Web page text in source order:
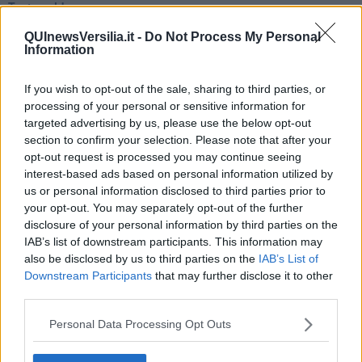
QUInewsVersilia.it - Do Not Process My Personal
Information
If you wish to opt-out of the sale, sharing to third parties, or
processing of your personal or sensitive information for
targeted advertising by us, please use the below opt-out
section to confirm your selection. Please note that after your
opt-out request is processed you may continue seeing
interest-based ads based on personal information utilized by
us or personal information disclosed to third parties prior to
your opt-out. You may separately opt-out of the further
disclosure of your personal information by third parties on the
IAB’s list of downstream participants. This information may
also be disclosed by us to third parties on the IAB’s List of
Downstream Participants that may further disclose it to other
Personal Data Processing Opt Outs
Teste calde
Armiamoci e... avviatevi
Da Capodanno a Carnevale
Sor-riso amaro
Fine anno al ristorante
La festa di Capodanno
Natale 2024
Re e regnanti
A noi interessa il dito non la luna
Come rubare allo stato e vivere felici
Una performance
Il compagno
​Io (allo specchio)
Tramonto
Passato, presente, futuro
La virtù del non fare
Il giorno dei saldi
Leggendo l'Eneide
​(In)sicurezza stradale